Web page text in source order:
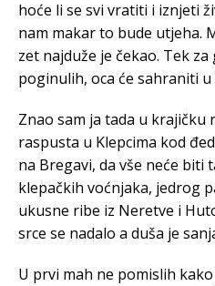
hoće li se svi vratiti i iznjeti
nam makar to bude utjeha.
zet najduže je čekao. Tek
poginulih, oca će sahraniti
Znao sam ja tada u krajičku
raspusta u Klepcima kod
na Bregavi, da vše neće biti
klepačkih voćnjaka, jedrog
ukusne ribe iz Neretve i
srce se nadalo a duša je
U prvi mah ne pomislih